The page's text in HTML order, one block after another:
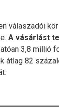
válaszadói
A vásárlást
3,8 millió
átlag 82